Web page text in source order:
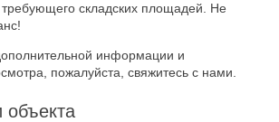
требующего складских площадей. Не
информации и
пожалуйста, свяжитесь с нами.
объекта